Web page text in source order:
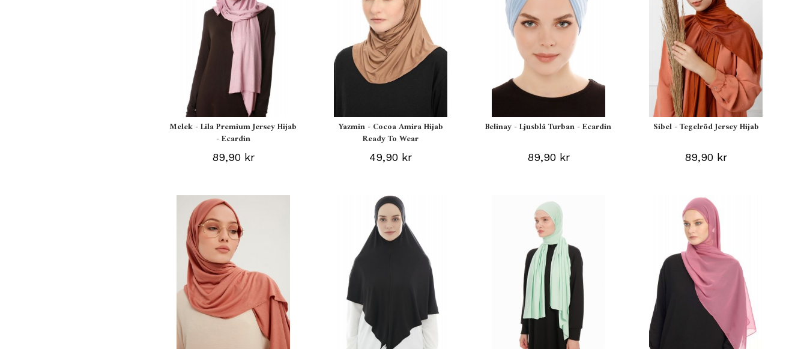
Melek - Lila Premium Jersey Hijab
- Ecardin
89,90 kr
Yazmin - Cocoa Amira Hijab
Ready To Wear
49,90 kr
Belinay - Ljusblå Turban - Ecardin
89,90 kr
Sibel - Tegelröd Jersey Hijab
89,90 kr